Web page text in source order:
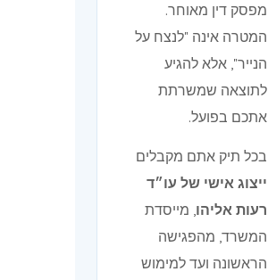
מפסק דין מאוחר.
המטרה אינה "לנצח על
הנייר", אלא להגיע
לתוצאה שמשרתת
אתכם בפועל.
בכל תיק אתם מקבלים
ייצוג אישי של עו״ד
רעות אליהו, מייסדת
המשרד, מהפגישה
הראשונה ועד למימוש